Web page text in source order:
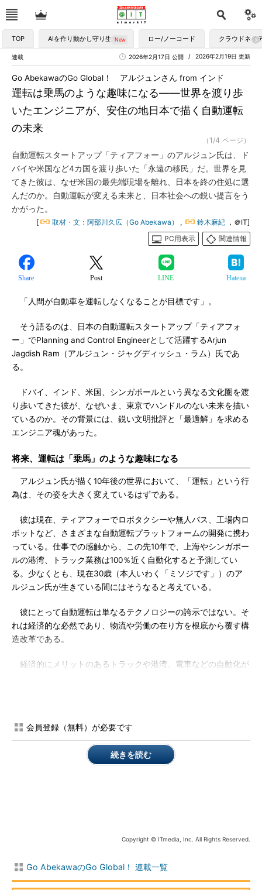
TOP AIを作り動かし守り生かす ロー/ノーコード クラウドネイ
連載 2026年2月19日 更新
2026年2月17日 公開
運転は乗馬のような趣味になる――世界を渡り歩
いたエンジニアが、安住の地日本で描く自動運転
の未来
Go AbekawaのGo Global！ アルジュンさん from インド
（1/4 ページ）
自動運転スタートアップ「ティアフォー」のアルジュン氏は、ド
バイや米国など4カ国を渡り歩いた「永遠の移民」だ。世界を見
てきた彼は、なぜ米国の最先端現場を離れ、日本を終の住処に選
んだのか。自動運転が変える未来と、日本社会への鋭い提言をう
かがった。
[ 取材・文：阿部川久広（Go Abekawa） , 鈴木麻紀 ，＠IT]
PC用表示
関連情報
Share Post LINE Hatena
「人間が自動車を運転しなくなることが目標です」。
そう語るのは、日本の自動運転スタートアップ「ティアフォ
ー」でPlanning and Control Engineerとして活躍するArjun
Jagdish Ram（アルジュン・ジャグディッシュ・ラム）氏であ
る。
ドバイ、インド、米国、シンガポールという異なる文化圏を渡
り歩いてきた彼が、なぜいま、東京でハンドルのない未来を描い
ているのか。その背景には、鋭い文明批評と「最適解」を求める
エンジニア魂があった。
将来、運転は「乗馬」のような趣味になる
アルジュン氏が描く10年後の世界において、「運転」という行
為は、その姿を大きく変えているはずである。
彼は現在、ティアフォーでロボタクシーや無人バス、工場内ロ
ボットなど、さまざまな自動運転プラットフォームの開発に携わ
っている。仕事での感触から、この先10年で、上海やシンガポー
ルの港湾、トラック業務は100％近く自動化すると予測してい
る。少なくとも、現在30歳（本人いわく「ミソジです」）のア
ルジュン氏が生きている間にはそうなると考えている。
彼にとって自動運転は単なるテクノロジーの誇示ではない。そ
れは経済的な必然であり、物流や労働の在り方を根底から覆す構
造改革である。
経済的にメリットのあるトラックや港湾、電車などの自動化が
「今後は、『コントロールルーム』で1人が複数の車両を遠隔
監視するモデルが増えると思います。例えば、コントロールルー
ムで20～30人の人が働き、1人当たり10～15台くらいのタクシー
うことにもなるのではないだろうか。その問いに「自動運転化に
いまは正直申し上げてよく分かりません」と前置きしつつ、アル
会員登録（無料）が必要です
続きを読む
Copyright © ITmedia, Inc. All Rights Reserved.
Go AbekawaのGo Global！ 連載一覧